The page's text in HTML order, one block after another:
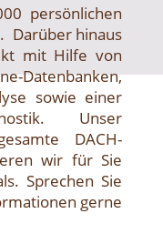
persönlichen
Darüber hinaus
mit Hilfe von
Datenbanken,
sowie einer
Unser
DACH-
wir für Sie
Sprechen Sie
gerne